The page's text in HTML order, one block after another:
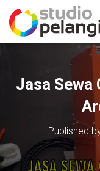
Jasa Sewa
Published